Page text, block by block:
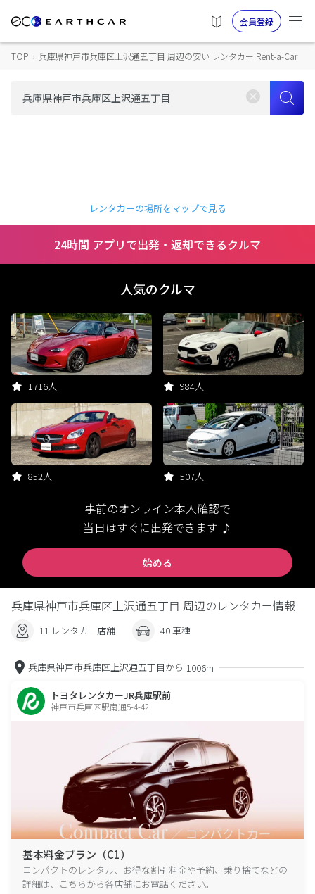
会員登録
TOP › 兵庫県神戸市兵庫区上沢通五丁目 周辺の安い レンタカー Rent-a-Car
レンタカーの場所をマップで見る
24時間 アプリで出発・返却できるクルマ
人気のクルマ
1716人 984人
852人 507人
事前のオンライン本人確認で
当日はすぐに出発できます ♪
始める
兵庫県神戸市兵庫区上沢通五丁目 周辺のレンタカー情報
11 レンタカー店舗 40 車種
兵庫県神戸市兵庫区上沢通五丁目から 1006m
トヨタレンタカーJR兵庫駅前
神戸市兵庫区駅南通5-4-42
基本料金プラン（C1）
コンパクトのレンタル、お得な割引料金や予約、乗り捨てなどの
詳細は、こちらから各店舗にお電話ください。